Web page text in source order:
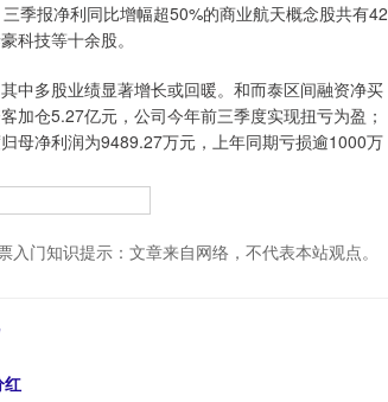
季报净利同比增幅超50%的商业航天概念股共有42
科技等十余股。
多股业绩显著增长或回暖。和而泰区间融资净买
加仓5.27亿元，公司今年前三季度实现扭亏为盈；
母净利润为9489.27万元，上年同期亏损逾1000万
入门知识提示：文章来自网络，不代表本站观点。
红